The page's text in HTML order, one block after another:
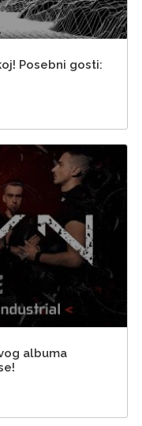
Posebni gosti:
albuma